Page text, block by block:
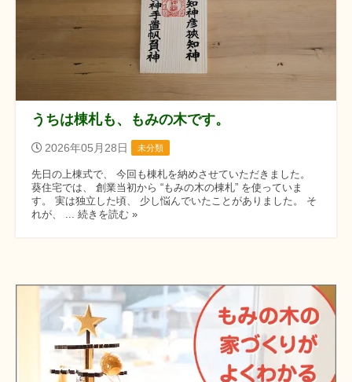
うちは棟札も、もみの木です。
2026年05月28日 未分類
先日の上棟式で、 今回も棟札を納めさせていただきました。
葵住宅では、 創業当初から “もみの木の棟札” を使っていま
す。 実は独立した頃、 少し悩んでいたことがありました。 そ
れが、 ... 続きを読む »